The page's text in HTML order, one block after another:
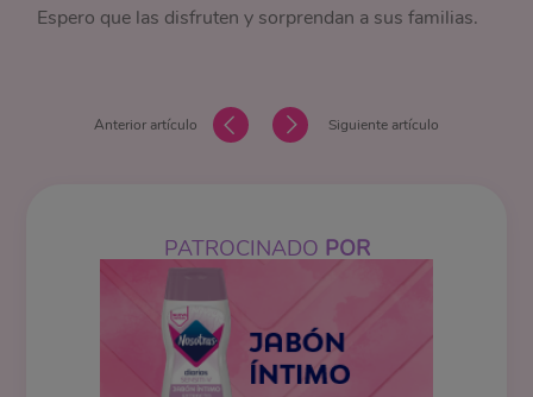
Espero que las disfruten y sorprendan a sus familias.
Anterior artículo Siguiente artículo
PATROCINADO POR